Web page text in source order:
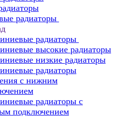
радиаторы
радиаторы
высокие радиаторы
низкие радиаторы
радиаторы
с нижним
радиаторы с
подключением